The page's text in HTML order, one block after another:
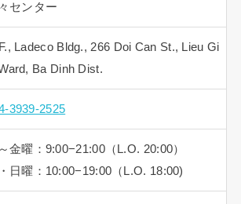
センター
Ladeco Bldg., 266 Doi Can St., Lieu Gi
Ba Dinh Dist.
3939-2525
金曜：9:00−21:00（L.O. 20:00）
日曜：10:00−19:00（L.O. 18:00)